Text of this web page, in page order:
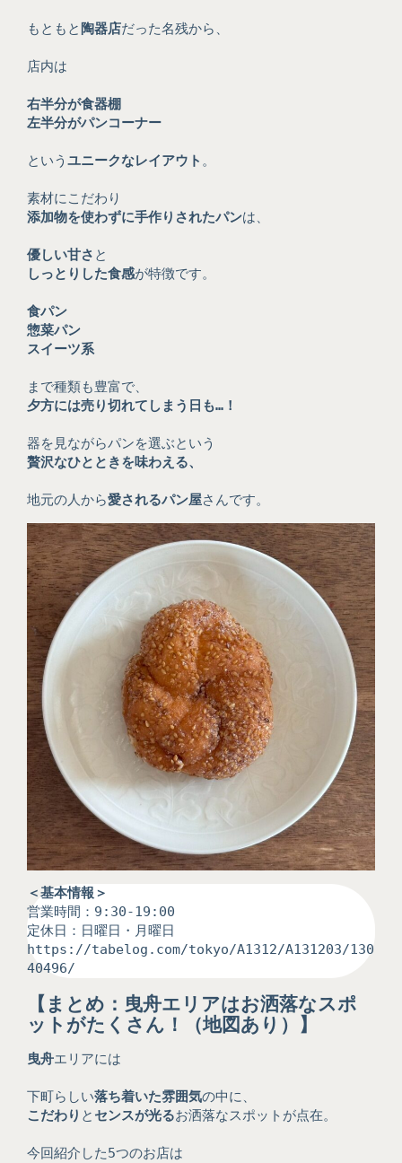
もともと 陶器店だった名残から、
店内は
右半分が食器棚
左半分がパンコーナー
というユニークなレイアウト 。
素材にこだわり
添加物を使わずに手作りされたパンは、
優しい甘さ と
しっとりした食感が特徴です。
食パン
惣菜パン
スイーツ系
まで種類も豊富で、
夕方には売り切れてしまう日も…！
器を見ながらパンを選ぶという
贅沢なひとときを味わえる、
地元の人から愛されるパン屋さんです。
＜基本情報＞
営業時間：9:30-19:00
定休日：日曜日・月曜日
https://tabelog.com/tokyo/A1312/A131203/130
40496/
【まとめ： 曳舟エリアはお洒落なスポ
ットがたくさん！
（地図あり）】
曳舟エリアには
下町らしい落ち着いた雰囲気の中に、
こだわり と センスが光るお洒落なスポットが点在。
今回紹介した5つのお店は